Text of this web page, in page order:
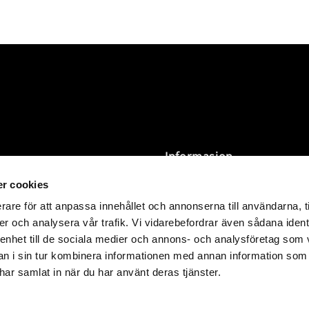
cookies
för att anpassa innehållet och annonserna till användarna,
och analysera vår trafik. Vi vidarebefordrar även sådana
till de sociala medier och annons- och analysföretag som
i sin tur kombinera informationen med annan information
samlat in när du har använt deras tjänster.
3 000 SEK leveres uten toll
det du betaler på
Informasjon
Personvernpolicy
Størrelsesguide og
vaskeanvisning
Butikkens åpningstider